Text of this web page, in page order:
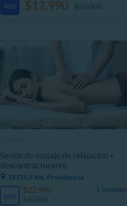
48% $12.990
Sesion de masaje de relajacion +
descontracturante
18716.9 km, Providencia
54%
1 Vendidos
$22.990